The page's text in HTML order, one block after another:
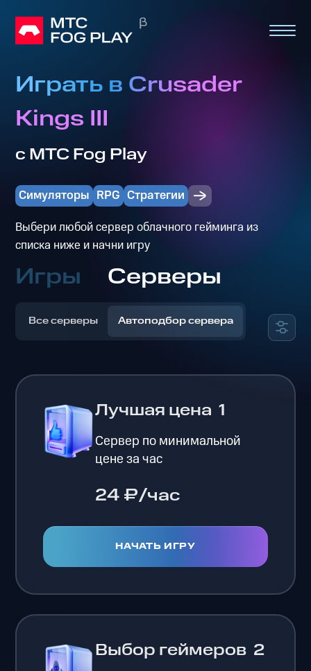
Играть в Crusader
Kings III
с МТС Fog Play
Симуляторы RPG Стратегии
Выбери любой сервер облачного гейминга из
списка ниже и начни игру
Игры Серверы
Все серверы Автоподбор сервера
Лучшая цена 1
Сервер по минимальной
цене за час
24 ₽/час
НАЧАТЬ ИГРУ
Выбор геймеров 2